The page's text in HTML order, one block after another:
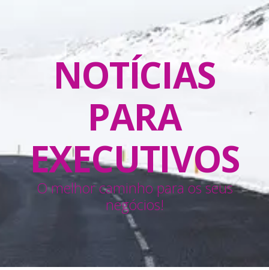
NOTÍCIAS
PARA
EXECUTIVOS
O melhor caminho para os seus
negócios!